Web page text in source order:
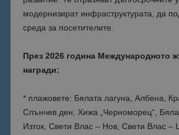
модернизират инфраструктурата, да
среда за посетителите.
През 2026 година Международното
награди:
* плажовете: Бялата лагуна, Албена,
Слънчев ден, Хижа „Черноморец“,
Изток, Свети Влас – Нов, Свети Влас
is_unique
_ga_B09EBBY8PY